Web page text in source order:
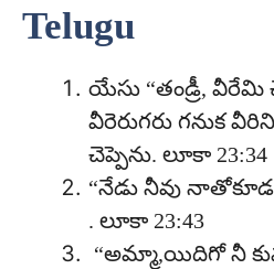
Telugu
యేసు “తండ్రీ,
వీరెరుగరు గనుక
చెప్పెను. లూకా 23:34
“నేడు నీవు
. లూకా 23:43
“అమ్మా,యిదిగో నీ